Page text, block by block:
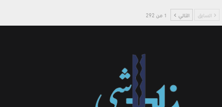
السابق التالي 1 من 292